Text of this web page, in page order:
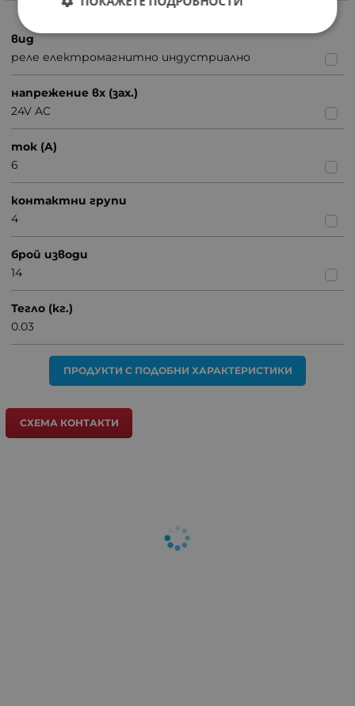
вид
реле електромагнитно индустриално
напрежение вх (зах.)
24V AC
ток (A)
6
контактни групи
4
брой изводи
14
Тегло (кг.)
0.03
ПРОДУКТИ С ПОДОБНИ ХАРАКТЕРИСТИКИ
СХЕМА КОНТАКТИ